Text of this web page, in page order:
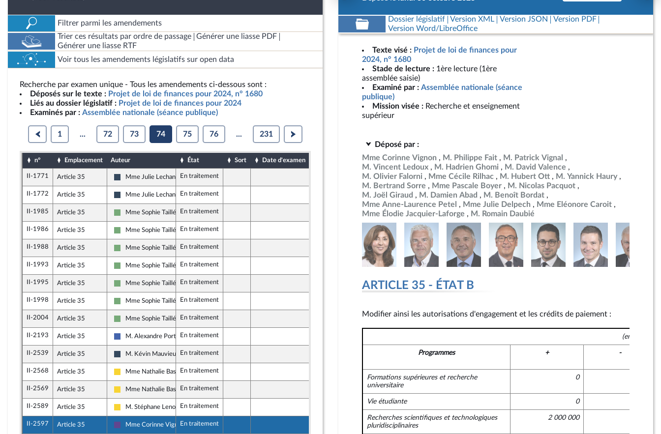
Filtrer parmi les amendements
Trier ces résultats par ordre de passage
Générer une liasse PDF
Générer une liasse RTF
Voir tous les amendements législatifs sur open data
Recherche par examen unique - Tous les amendements ci-dessous sont :
Déposés sur le texte : Projet de loi de finances pour 2024, n° 1680
Liés au dossier législatif : Projet de loi de finances pour 2024
Examinés par : Assemblée nationale (séance publique)
1 ... 72 73 74 75 76 ... 231
n° Emplacement Auteur État Sort Date d'examen
II-1771 Article 35
Rassemblement National
Mme Julie LechanteuxEn traitement
II-1772 Article 35
Rassemblement National
Mme Julie LechanteuxEn traitement
II-1985 Article 35
Écologiste - NUPES
Mme Sophie Taillé-PolianEn traitement
II-1986 Article 35
Écologiste - NUPES
Mme Sophie Taillé-PolianEn traitement
II-1988 Article 35
Écologiste - NUPES
Mme Sophie Taillé-PolianEn traitement
II-1993 Article 35
Écologiste - NUPES
Mme Sophie Taillé-PolianEn traitement
II-1995 Article 35
Écologiste - NUPES
Mme Sophie Taillé-PolianEn traitement
II-1998 Article 35
Écologiste - NUPES
Mme Sophie Taillé-PolianEn traitement
II-2004 Article 35
Écologiste - NUPES
Mme Sophie Taillé-PolianEn traitement
II-2193 Article 35
Les Républicains
M. Alexandre PortierEn traitement
II-2539 Article 35
Rassemblement National
M. Kévin Mauvieux En traitement
II-2568 Article 35
Libertés, Indépendants, Outre-mer et Territoires
Mme Nathalie BassireEn traitement
II-2569 Article 35
Libertés, Indépendants, Outre-mer et Territoires
Mme Nathalie BassireEn traitement
II-2589 Article 35
Libertés, Indépendants, Outre-mer et Territoires
M. Stéphane LenormandEn traitement
II-2597 Article 35
Renaissance
Mme Corinne VignonEn traitement
Dossier législatif Version XML Version JSON
Version PDF
Version Word/LibreOffice
Texte visé : Projet de loi de finances pour
2024, n° 1680
Stade de lecture : 1ère lecture (1ère
assemblée saisie)
Examiné par : Assemblée nationale (séance
publique)
Mission visée : Recherche et enseignement
supérieur
Déposé par :
Mme Corinne Vignon
M. Philippe Fait
M. Patrick Vignal
M. Vincent Ledoux
M. Hadrien Ghomi
M. David Valence
M. Olivier Falorni
Mme Cécile Rilhac M. Hubert Ott
M. Yannick Haury
M. Bertrand Sorre
Mme Pascale Boyer
M. Nicolas Pacquot
M. Joël Giraud
M. Damien Abad
M. Benoît Bordat
Mme Anne-Laurence Petel
Mme Julie Delpech
Mme Eléonore Caroit
Mme Élodie Jacquier-Laforge
M. Romain Daubié
ARTICLE 35 - ÉTAT B
Modifier ainsi les autorisations d'engagement et les crédits de paiement :
(en euros)
Programmes + -
Formations supérieures et recherche
universitaire
0
Vie étudiante 0
Recherches scientifiques et technologiques
pluridisciplinaires
2 000 000